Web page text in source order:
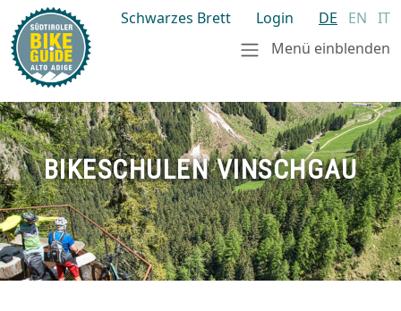
Schwarzes Brett Login DE EN IT
Menü einblenden
BIKESCHULEN VINSCHGAU